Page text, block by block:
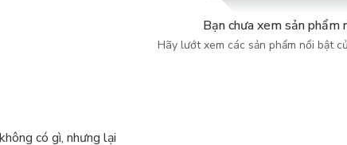
có gì, nhưng lại
Bạn chưa xem sản phẩm
Hãy lướt xem các sản phẩm nổi bật